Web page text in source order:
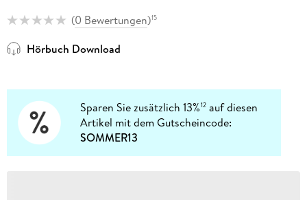
(0 Bewertungen)15
Hörbuch Download
Sparen Sie zusätzlich 13%12 auf diesen
Artikel mit dem Gutscheincode:
SOMMER13